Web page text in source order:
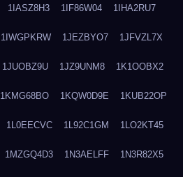
1IASZ8H3 1IF86W04 1IHA2RU7
1IWGPKRW 1JEZBYO7 1JFVZL7X
1JUOBZ9U 1JZ9UNM8 1K1OOBX2
1KMG68BO 1KQW0D9E 1KUB22OP
1L0EECVC 1L92C1GM 1LO2KT45
1MZGQ4D3 1N3AELFF 1N3R82X5